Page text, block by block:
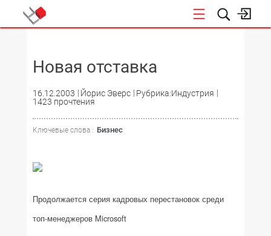
Новая отставка
16.12.2003 Йорис Эверс
Рубрика:Индустрия
1423 прочтения
Ключевые слова : Бизнес
Продолжается серия кадровых перестановок среди
топ-менеджеров Microsoft